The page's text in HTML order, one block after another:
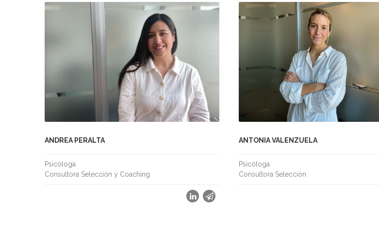
ANDREA PERALTA
Psicóloga
Consultora Selección y Coaching
ANTONIA VALENZUELA
Psicóloga
Consultora Selección